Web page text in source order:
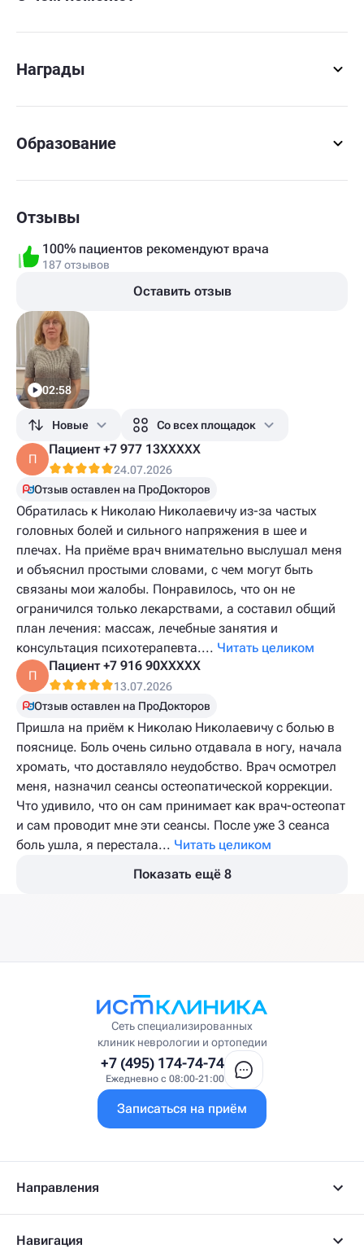
Награды
Образование
Отзывы
100% пациентов рекомендуют врача
187 отзывов
Оставить отзыв
02:58
Новые Со всех площадок
П
Пациент +7 977 13XXXXX
24.07.2026
Отзыв оставлен на ПроДокторов
Обратилась к Николаю Николаевичу из-за частых
головных болей и сильного напряжения в шее и
плечах. На приёме врач внимательно выслушал меня
и объяснил простыми словами, с чем могут быть
связаны мои жалобы. Понравилось, что он не
ограничился только лекарствами, а составил общий
план лечения: массаж, лечебные занятия и
консультация психотерапевта.... Читать целиком
П
Пациент +7 916 90XXXXX
13.07.2026
Отзыв оставлен на ПроДокторов
Пришла на приём к Николаю Николаевичу с болью в
пояснице. Боль очень сильно отдавала в ногу, начала
хромать, что доставляло неудобство. Врач осмотрел
меня, назначил сеансы остеопатической коррекции.
Что удивило, что он сам принимает как врач-остеопат
и сам проводит мне эти сеансы. После уже 3 сеанса
боль ушла, я перестала... Читать целиком
Показать ещё 8
Сеть специализированных
клиник неврологии и ортопедии
+7 (495) 174-74-74
Ежедневно с 08:00-21:00
Записаться на приём
Направления
Навигация